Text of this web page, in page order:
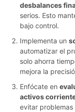
desbalances
serios. Esto
bajo control.
Implementa un
automatizar el
solo ahorra
mejora la
Enfócate en
activos
evitar